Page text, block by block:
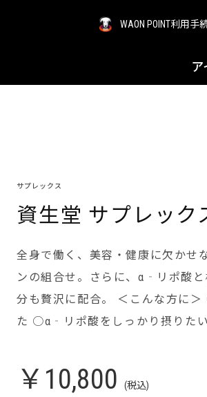
WAON POINT利用手
サプレックス
資生堂 サプレック
全身で働く、美容・健康に欠か
ンの組合せ。さらに、α‐リポ酸
分も贅沢に配合。 ＜こんな方に
た ○α‐リポ酸をしっかり摂りた
￥10,800 (税込)